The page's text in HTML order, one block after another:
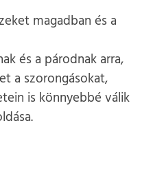
magadban és a
és a párodnak arra,
a szorongásokat,
is könnyebbé válik